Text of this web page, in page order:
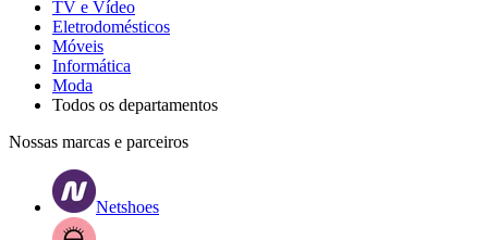
TV e Vídeo
Eletrodomésticos
Móveis
Informática
Moda
Todos os departamentos
Nossas marcas e parceiros
Netshoes